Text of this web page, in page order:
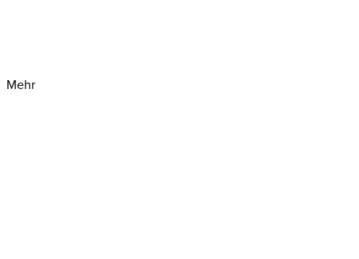
Mehr